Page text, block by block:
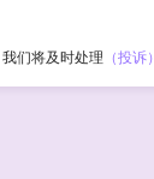
们将及时处理 （投诉）